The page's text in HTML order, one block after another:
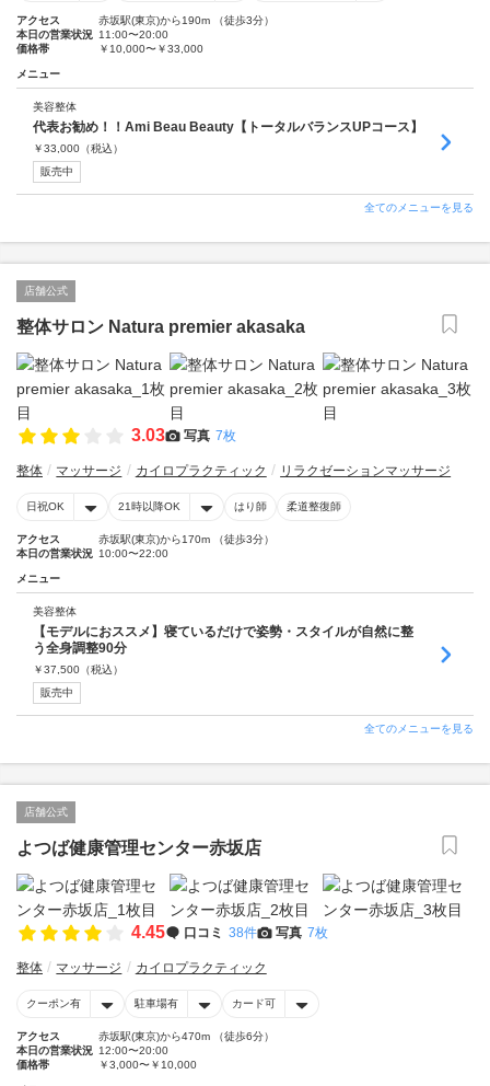
アクセス
赤坂駅(東京)から190m （徒歩3分）
本日の営業状況 11:00〜20:00
価格帯
￥10,000〜￥33,000
メニュー
美容整体
代表お勧め！！Ami Beau Beauty【トータルバランスUPコース】
￥33,000 （税込）
販売中
全てのメニューを見る
店舗公式
整体サロン Natura premier akasaka
3.03 写真 7枚
整体 マッサージ カイロプラクティック リラクゼーションマッサージ
日祝OK 21時以降OK はり師 柔道整復師
アクセス
赤坂駅(東京)から170m （徒歩3分）
本日の営業状況 10:00〜22:00
メニュー
美容整体
【モデルにおススメ】寝ているだけで姿勢・スタイルが自然に整
う全身調整90分
￥37,500 （税込）
販売中
全てのメニューを見る
店舗公式
よつば健康管理センター赤坂店
4.45 口コミ 38件 写真 7枚
整体 マッサージ カイロプラクティック
クーポン有 駐車場有 カード可
アクセス
赤坂駅(東京)から470m （徒歩6分）
本日の営業状況 12:00〜20:00
価格帯
￥3,000〜￥10,000